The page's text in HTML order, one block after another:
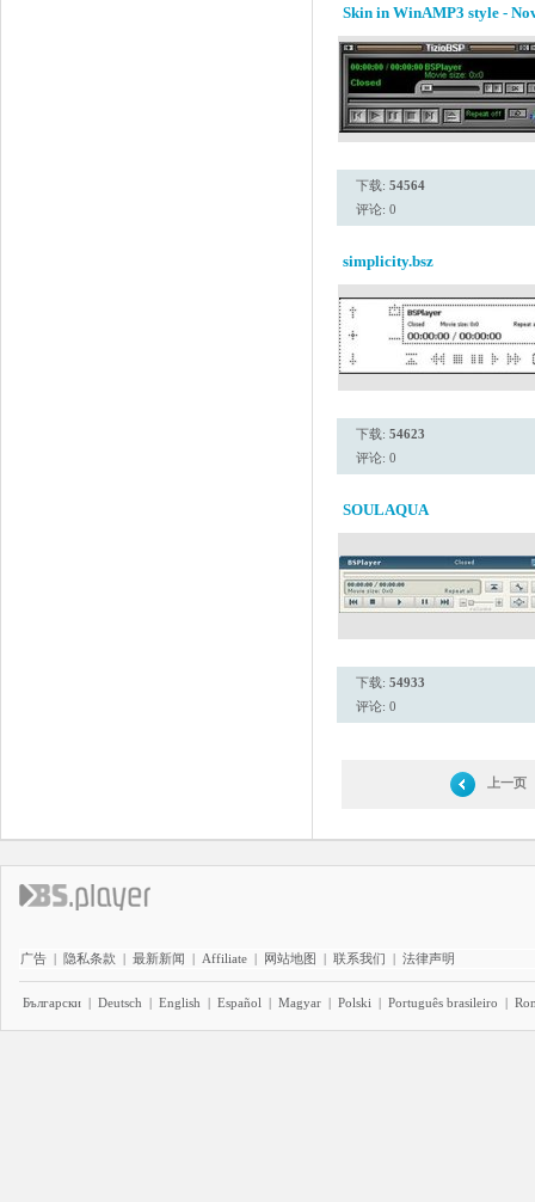
Skin in WinAMP3 style -
下载: 54564
评论: 0
simplicity.bsz
下载: 54623
评论: 0
SOULAQUA
下载: 54933
评论: 0
上一页
广告 | 隐私条款 | 最新新闻 | Affiliate | 网站地图 | 联系我们 | 法律声明
Български | Deutsch | English | Español | Magyar | Polski | Português brasileiro |